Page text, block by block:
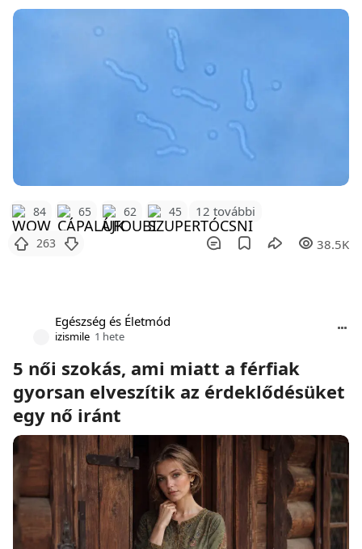
84 65 62 45 12 további
263 38.5K
Egészség és Életmód
izismile 1 hete
5 női szokás, ami miatt a férfiak
gyorsan elveszítik az érdeklődésüket
egy nő iránt